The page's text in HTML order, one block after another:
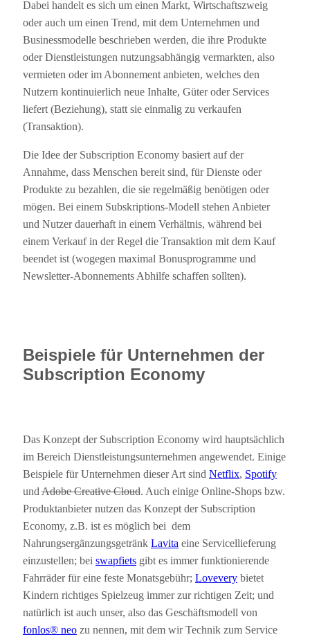
Dabei handelt es sich um einen Markt, Wirtschaftszweig
oder auch um einen Trend, mit dem Unternehmen und
Businessmodelle beschrieben werden, die ihre Produkte
oder Dienstleistungen nutzungsabhängig vermarkten, also
vermieten oder im Abonnement anbieten, welches den
Nutzern kontinuierlich neue Inhalte, Güter oder Services
liefert (Beziehung), statt sie einmalig zu verkaufen
(Transaktion).
Die Idee der Subscription Economy basiert auf der
Annahme, dass Menschen bereit sind, für Dienste oder
Produkte zu bezahlen, die sie regelmäßig benötigen oder
mögen. Bei einem Subskriptions-Modell stehen Anbieter
und Nutzer dauerhaft in einem Verhältnis, während bei
einem Verkauf in der Regel die Transaktion mit dem Kauf
beendet ist (wogegen maximal Bonusprogramme und
Newsletter-Abonnements Abhilfe schaffen sollten).
Beispiele für Unternehmen der
Subscription Economy
Das Konzept der Subscription Economy wird hauptsächlich
im Bereich Dienstleistungsunternehmen angewendet. Einige
Beispiele für Unternehmen dieser Art sind Netflix, Spotify
undAdobe Creative Cloud. Auch einige Online-Shops bzw.
Produktanbieter nutzen das Konzept der Subscription
Economy, z.B. ist es möglich bei dem
Nahrungsergänzungsgetränk Lavita eine Servicellieferung
einzustellen; bei swapfiets gibt es immer funktionierende
Fahrräder für eine feste Monatsgebühr; Lovevery bietet
Kindern richtiges Spielzeug immer zur richtigen Zeit; und
natürlich ist auch unser, also das Geschäftsmodell von
fonlos® neo zu nennen, mit dem wir Technik zum Service